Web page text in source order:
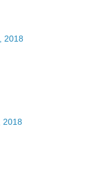
2018
2018